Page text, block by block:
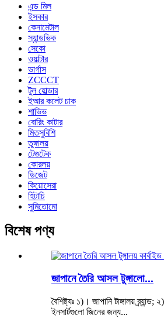
এন্ড মিল
ইসকার
কেনামেটাল
স্যান্ডভিক
সেকো
ওয়াল্টার
ভার্গাস
ZCCCT
টুল হোল্ডার
ইআর কলেট চাক
শাভিভ
বোরিং কাটার
মিতসুবিশি
তুঙ্গালয়
টেগুটেক
কোরলয়
ডিজেট
কিয়োসেরা
হিটাচি
সুমিতোমো
বিশেষ পণ্য
জাপানে তৈরি আসল টুঙ্গালো...
বৈশিষ্ট্যঃ ১)। জাপানি টাঙ্গালয় ব্র্যান্ড;
ইনসার্টগুলো জিনের জন্য...